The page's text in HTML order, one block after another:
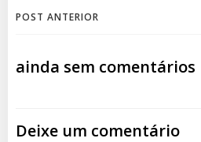
Navegação
de
POST ANTERIOR
de
ainda sem comentários
Deixe um comentário